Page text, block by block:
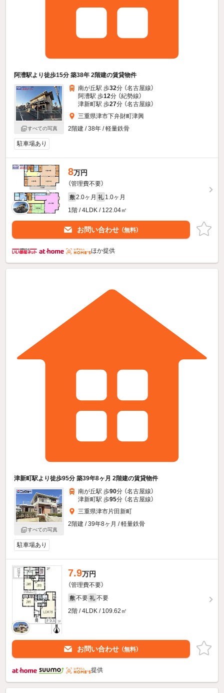
阿漕駅より徒歩15分 築38年 2階建の賃貸物件
すべての写真
南が丘駅 歩32分 （名古屋線）
阿漕駅 歩12分 （紀勢線）
津新町駅 歩27分 （名古屋線）
三重県津市下弁財町津興
2階建 / 38年 / 軽量鉄骨
駐車場あり
8万円
（管理費不要）
敷 2.0ヶ月 礼 1.0ヶ月
1階 / 4LDK / 122.04㎡
お問い合わせ （無料）
ほか提供
津新町駅より徒歩95分 築39年8ヶ月 2階建の賃貸物件
すべての写真
南が丘駅 歩90分 （名古屋線）
津新町駅 歩95分 （名古屋線）
三重県津市片田新町
2階建 / 39年8ヶ月 / 軽量鉄骨
駐車場あり
7.9万円
（管理費不要）
敷 不要 礼 不要
2階 / 4LDK / 109.62㎡
お問い合わせ （無料）
提供